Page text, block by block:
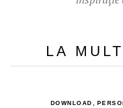
LA
DOWNLOAD